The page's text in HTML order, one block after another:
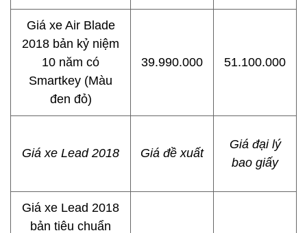
Giá xe Air Blade
2018 bản kỷ niệm
10 năm có
Smartkey (Màu
đen đỏ)
39.990.000 51.100.000
Giá xe Lead 2018 Giá đề xuất
Giá đại lý
bao giấy
Giá xe Lead 2018
bản tiêu chuẩn